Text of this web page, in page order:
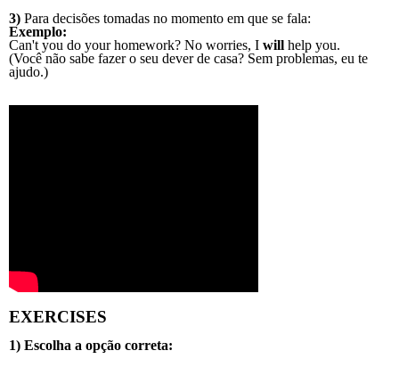
3) Para decisões tomadas no momento em que se fala:
Exemplo:
Can't you do your homework? No worries, I will help you.
(Você não sabe fazer o seu dever de casa? Sem problemas, eu te
ajudo.)
EXERCISES
1) Escolha a opção correta: